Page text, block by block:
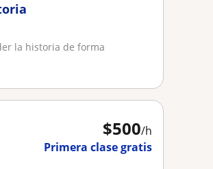
la historia de forma
$500/h
Primera clase gratis